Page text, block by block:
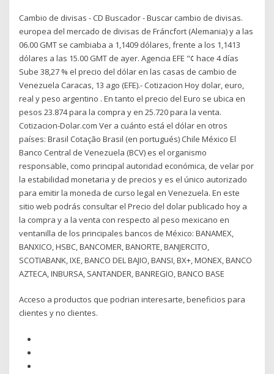
Cambio de divisas - CD Buscador - Buscar cambio de divisas.
europea del mercado de divisas de Fráncfort (Alemania) y a las
06.00 GMT se cambiaba a 1,1409 dólares, frente a los 1,1413
dólares a las 15.00 GMT de ayer. Agencia EFE "¢ hace 4 días
Sube 38,27 % el precio del dólar en las casas de cambio de
Venezuela Caracas, 13 ago (EFE).- Cotizacion Hoy dolar, euro,
real y peso argentino . En tanto el precio del Euro se ubica en
pesos 23.874 para la compra y en 25.720 para la venta.
Cotizacion-Dolar.com Ver a cuánto está el dólar en otros
países: Brasil Cotação Brasil (en portugués) Chile México El
Banco Central de Venezuela (BCV) es el organismo
responsable, como principal autoridad económica, de velar por
la estabilidad monetaria y de precios y es el único autorizado
para emitir la moneda de curso legal en Venezuela. En este
sitio web podrás consultar el Precio del dolar publicado hoy a
la compra y a la venta con respecto al peso mexicano en
ventanilla de los principales bancos de México: BANAMEX,
BANXICO, HSBC, BANCOMER, BANORTE, BANJERCITO,
SCOTIABANK, IXE, BANCO DEL BAJIO, BANSI, BX+, MONEX, BANCO
AZTECA, INBURSA, SANTANDER, BANREGIO, BANCO BASE
Acceso a productos que podrian interesarte, beneficios para
clientes y no clientes.